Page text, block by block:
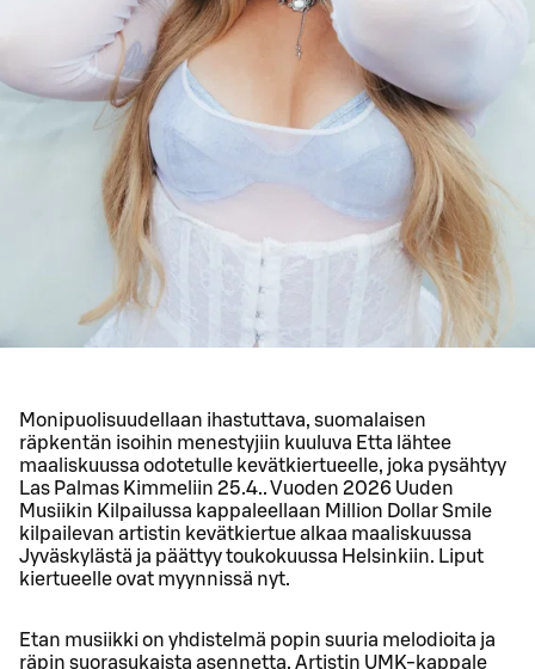
Monipuolisuudellaan ihastuttava, suomalaisen
räpkentän isoihin menestyjiin kuuluva Etta lähtee
maaliskuussa odotetulle kevätkiertueelle, joka pysähtyy
Las Palmas Kimmeliin 25.4.. Vuoden 2026 Uuden
Musiikin Kilpailussa kappaleellaan Million Dollar Smile
kilpailevan artistin kevätkiertue alkaa maaliskuussa
Jyväskylästä ja päättyy toukokuussa Helsinkiin. Liput
kiertueelle ovat myynnissä nyt.
Etan musiikki on yhdistelmä popin suuria melodioita ja
räpin suorasukaista asennetta. Artistin UMK-kappale